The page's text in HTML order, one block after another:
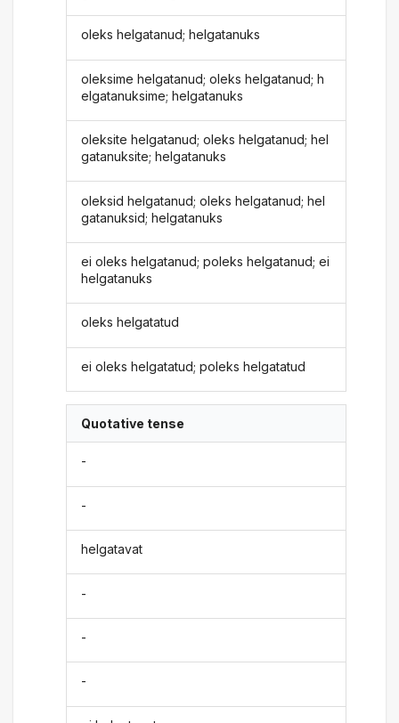
oleks helgatanud; helgatanuks
oleksime helgatanud; oleks helgatanud; h
elgatanuksime; helgatanuks
oleksite helgatanud; oleks helgatanud; hel
gatanuksite; helgatanuks
oleksid helgatanud; oleks helgatanud; hel
gatanuksid; helgatanuks
ei oleks helgatanud; poleks helgatanud; ei
helgatanuks
oleks helgatatud
ei oleks helgatatud; poleks helgatatud
Quotative tense
-
-
helgatavat
-
-
-